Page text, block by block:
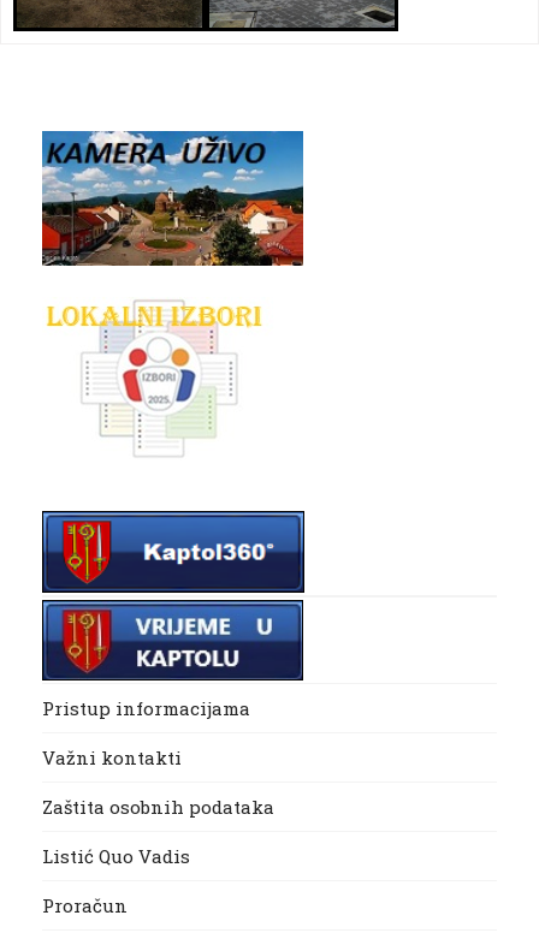
Pristup informacijama
Važni kontakti
Zaštita osobnih podataka
Listić Quo Vadis
Proračun